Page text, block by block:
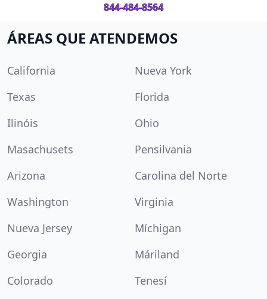
844-484-8564
ÁREAS QUE ATENDEMOS
California
Nueva York
Texas
Florida
Ilinóis
Ohio
Masachusets
Pensilvania
Arizona
Carolina del Norte
Washington
Virginia
Nueva Jersey
Míchigan
Georgia
Máriland
Colorado
Tenesí